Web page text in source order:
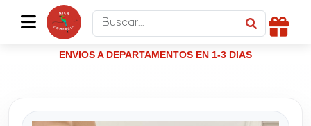
ENVIOS A DEPARTAMENTOS EN 1-3 DIAS